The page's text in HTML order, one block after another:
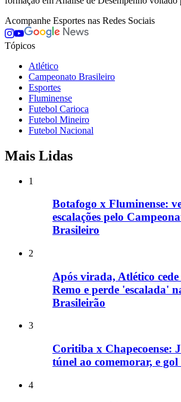
Acompanhe Esportes nas Redes Sociais
Tópicos
Atlético
Campeonato Brasileiro
Esportes
Fluminense
Futebol Carioca
Futebol Mineiro
Futebol Nacional
Mais Lidas
1
Botafogo x Fluminense:
escalações pelo
Brasileiro
2
Após virada, Atlético cede
Remo e perde 'escalada'
Brasileirão
3
Coritiba x Chapecoense:
túnel ao comemorar, e
4